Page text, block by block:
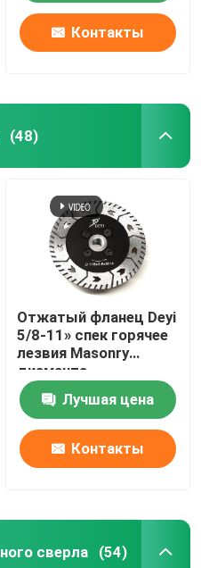
Контакты
(48)
Отжатый фланец Deyi
5/8-11» спек горячее
лезвия Masonry
диаманта
Лучшая цена
Контакты
сверла (54)